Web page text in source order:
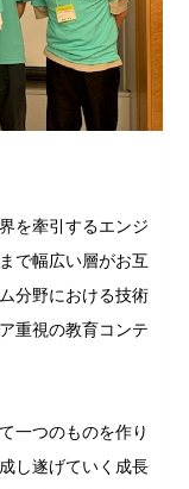
を牽引するエンジ
で幅広い層がお互
分野における技術
重視の教育コンテ
一つのものを作り
し遂げていく成長